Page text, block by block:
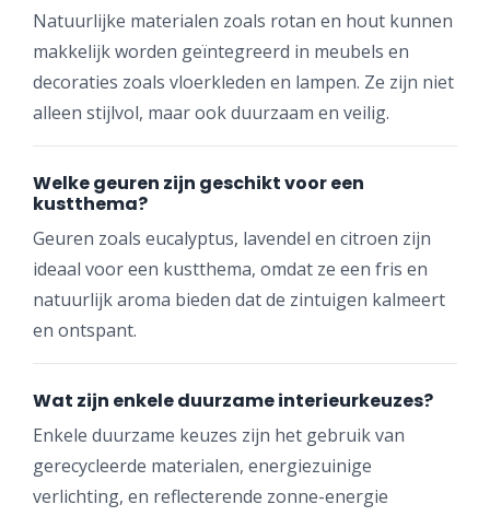
Natuurlijke materialen zoals rotan en hout kunnen
makkelijk worden geïntegreerd in meubels en
decoraties zoals vloerkleden en lampen. Ze zijn niet
alleen stijlvol, maar ook duurzaam en veilig.
Welke geuren zijn geschikt voor een
kustthema?
Geuren zoals eucalyptus, lavendel en citroen zijn
ideaal voor een kustthema, omdat ze een fris en
natuurlijk aroma bieden dat de zintuigen kalmeert
en ontspant.
Wat zijn enkele duurzame interieurkeuzes?
Enkele duurzame keuzes zijn het gebruik van
gerecycleerde materialen, energiezuinige
verlichting, en reflecterende zonne-energie